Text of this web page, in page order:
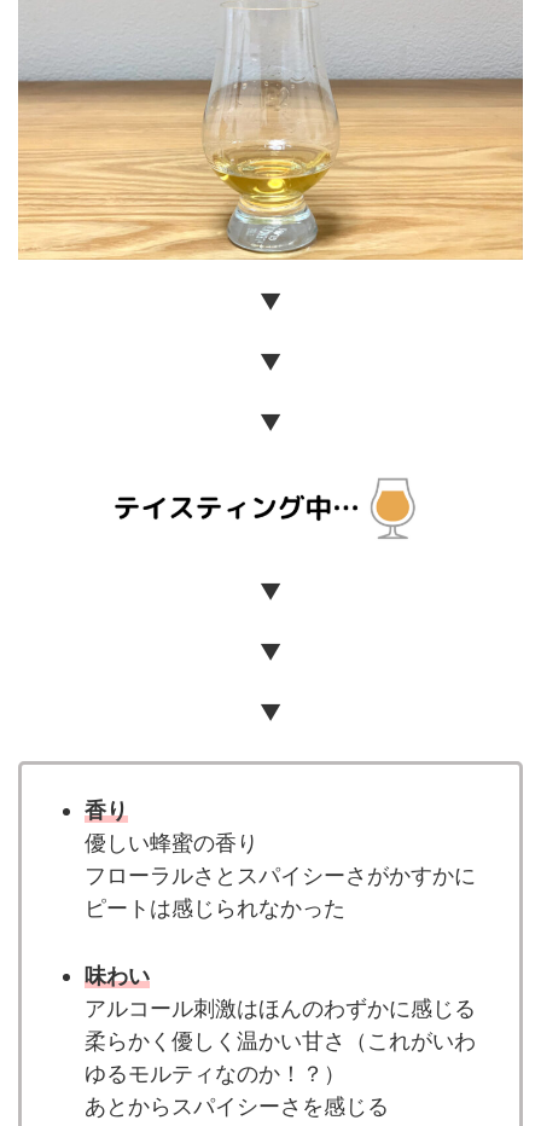
▼
▼
▼
▼
▼
▼
香り
優しい蜂蜜の香り
フローラルさとスパイシーさがかすかに
ピートは感じられなかった
味わい
アルコール刺激はほんのわずかに感じる
柔らかく優しく温かい甘さ（これがいわ
ゆるモルティなのか！？）
あとからスパイシーさを感じる